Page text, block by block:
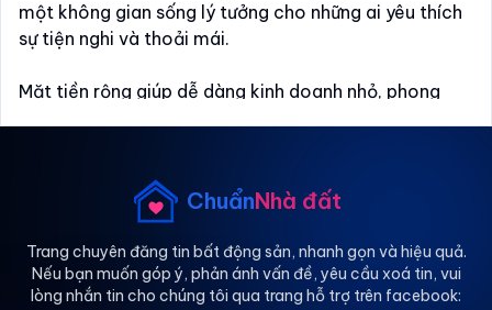
một không gian sống lý tưởng cho những ai yêu thích
sự tiện nghi và thoải mái.
Mặt tiền rộng giúp dễ dàng kinh doanh nhỏ, phong
Địa điểm tiện ích xung quanh.
Bệnh viện đa khoa Bình Chánh gần đó, thuận tiện cho
việc chăm sóc sức khỏe.
ChuẩnNhà đất
Trang chuyên đăng tin bất động sản, nhanh gọn và hiệu quả.
Nếu bạn muốn góp ý, phản ánh vấn đề, yêu cầu xoá tin, vui
lòng nhắn tin cho chúng tôi qua trang hỗ trợ trên facebook: